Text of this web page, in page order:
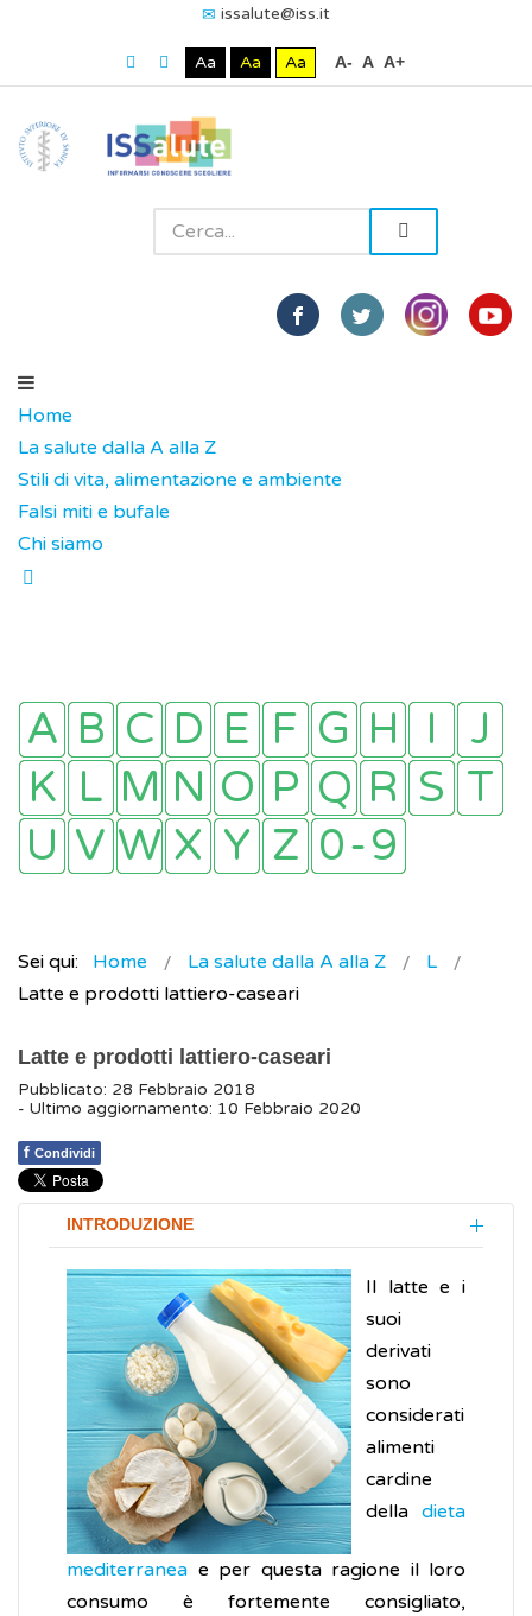
issalute@iss.it
Aa Aa Aa A- A A+
Home
La salute dalla A alla Z
Stili di vita, alimentazione e ambiente
Falsi miti e bufale
Chi siamo
Sei qui: Home La salute dalla A alla Z
L
Latte e prodotti lattiero-caseari
Latte e prodotti lattiero-caseari
Pubblicato: 28 Febbraio 2018
- Ultimo aggiornamento: 10 Febbraio 2020
f Condividi
INTRODUZIONE
Il latte e i
suoi
derivati
sono
considerati
alimenti
cardine
della dieta
mediterranea e per questa ragione il loro
consumo è fortemente consigliato,